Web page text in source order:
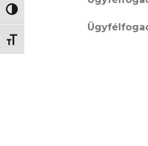
NAGY KONTRASZT VÁLTÁSA
BETŰMÉRET VÁLTÁSA